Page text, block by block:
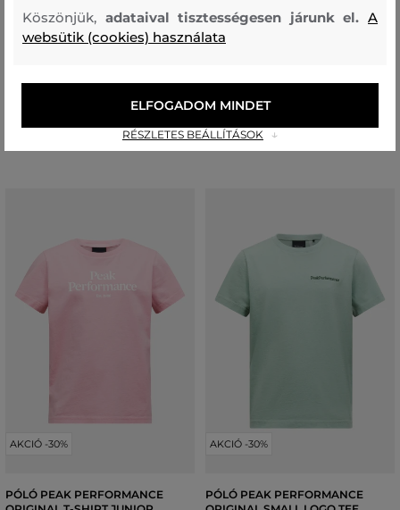
PÓLÓ PEAK PERFORMANCE
ORIGINAL T-SHIRT JUNIOR
TRÉNINGNADRÁG PEAK
PERFORMANCE ORIGINAL PANTS
130, 140, 150, 160, 170
AKCIÓ -30%
PÓLÓ PEAK PERFORMANCE
AKCIÓ -30%
PÓLÓ PEAK PERFORMANCE
Köszönjük, adataival tisztességesen járunk el.A
websütik (cookies) használata
RÉSZLETES BEÁLLÍTÁSOK
ELFOGADOM MINDET